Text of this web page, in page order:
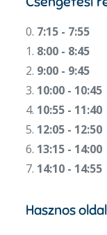
0. 7:15 - 7:55
1. 8:00 - 8:45
2. 9:00 - 9:45
3. 10:00 - 10:45
4. 10:55 - 11:40
5. 12:05 - 12:50
6. 13:15 - 14:00
7. 14:10 - 14:55
Hasznos